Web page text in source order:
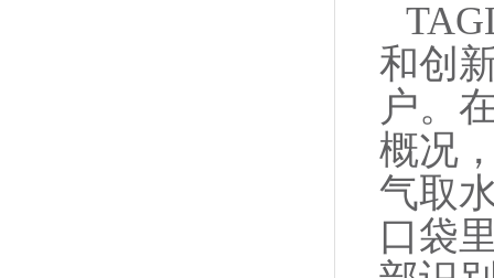
和创
户。
概况
气取
口袋